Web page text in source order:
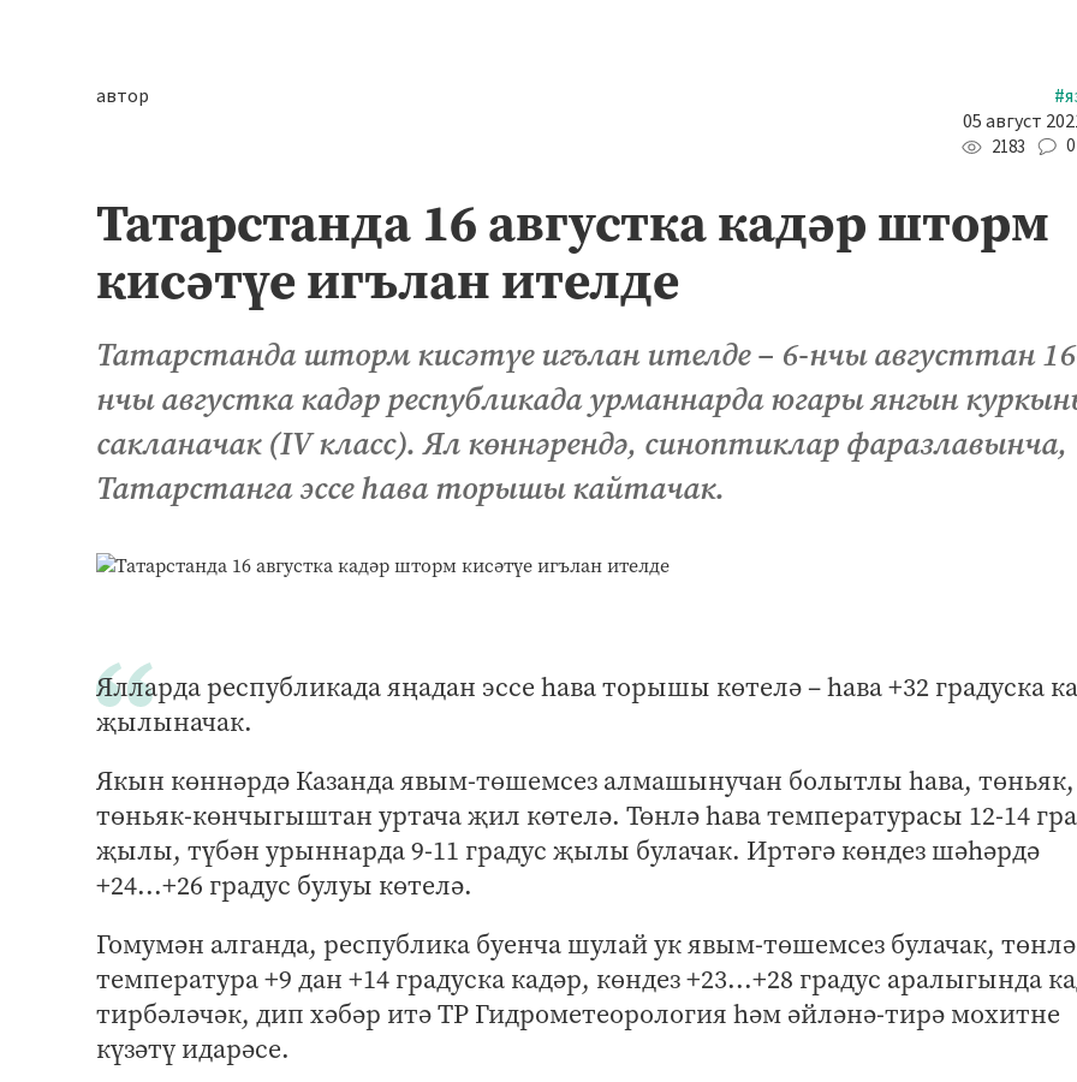
автор
05 август
2183 0
Татарстанда 16 августка кадәр шторм
кисәтүе игълан ителде
Татарстанда шторм кисәтүе игълан ителде – 6-нчы августтан
нчы августка кадәр республикада урманнарда югары янгын
сакланачак (IV класс). Ял көннәрендә, синоптиклар фаразлавынча,
Татарстанга эссе һава торышы кайтачак.
Ялларда республикада яңадан эссе һава торышы көтелә – һава +32 градуска
җылыначак.
Якын көннәрдә Казанда явым-төшемсез алмашынучан болытлы һава, төньяк,
төньяк-көнчыгыштан уртача җил көтелә. Төнлә һава температурасы 12-14
җылы, түбән урыннарда 9-11 градус җылы булачак. Иртәгә көндез шәһәрдә
+24...+26 градус булуы көтелә.
Гомумән алганда, республика буенча шулай ук явым-төшемсез булачак, төнлә
температура +9 дан +14 градуска кадәр, көндез +23...+28 градус аралыгында
тирбәләчәк, дип хәбәр итә ТР Гидрометеорология һәм әйләнә-тирә мохитне
күзәтү идарәсе.